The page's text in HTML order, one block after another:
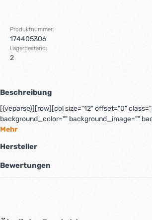
Produktnummer:
174405306
Lagerbestand:
2
Beschreibung
[{veparse}][row][col size="12" offset="0"
background_color="" background_image=""
Mehr
Hersteller
Bewertungen